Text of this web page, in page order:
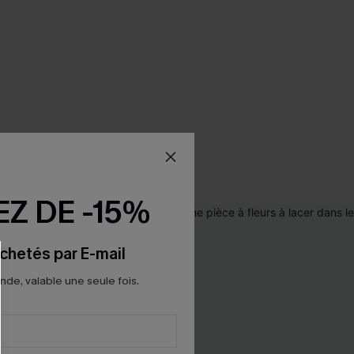
DE -15%
par E-mail
valable une seule fois.